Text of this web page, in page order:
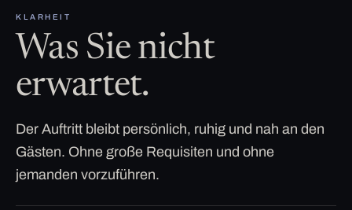
KLARHEIT
Was Sie nicht
erwartet.
Der Auftritt bleibt persönlich, ruhig und nah an den
Gästen. Ohne große Requisiten und ohne
jemanden vorzuführen.